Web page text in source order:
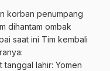
korban penumpang
dihantam ombak
saat ini Tim kembali
tanggal lahir: Yomen